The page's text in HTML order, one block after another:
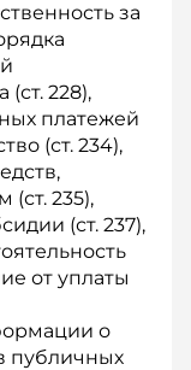
за
(ст. 228),
платежей
(ст. 234),
235),
(ст. 237),
от уплаты
о
публичных